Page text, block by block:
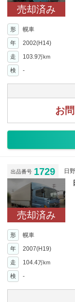
売却済み
形 幌車
年
2002(H14)
走 103.9万km
検
-
お
出品番号 1729 日野
売却済み
形 幌車
年
2007(H19)
走 104.4万km
検
-